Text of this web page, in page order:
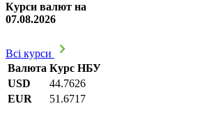
Курси валют на
07.08.2026
Всі курси
Валюта Курс НБУ
USD
44.7626
EUR
51.6717